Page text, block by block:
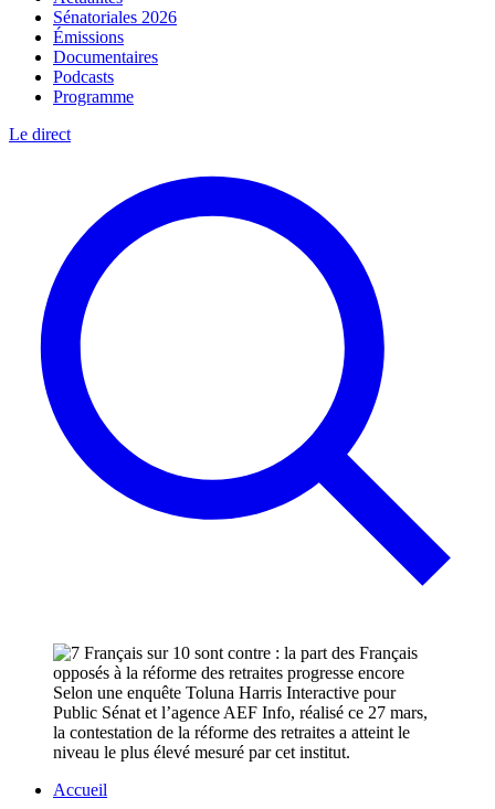
Sénatoriales 2026
Émissions
Documentaires
Podcasts
Programme
Le direct
Selon une enquête Toluna Harris Interactive pour
Public Sénat et l’agence AEF Info, réalisé ce 27 mars,
la contestation de la réforme des retraites a atteint le
niveau le plus élevé mesuré par cet institut.
Accueil